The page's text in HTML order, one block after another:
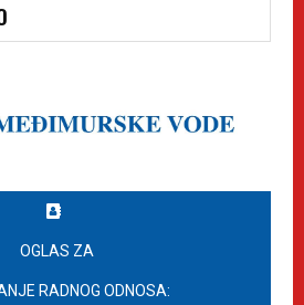
OGLAS ZA
RADNOG ODNOSA: